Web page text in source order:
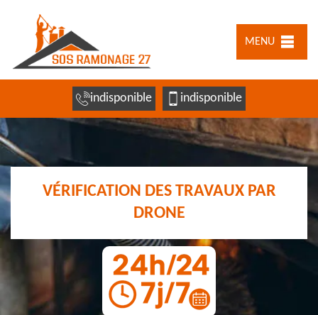
MENU
indisponible indisponible
VÉRIFICATION DES TRAVAUX PAR
DRONE